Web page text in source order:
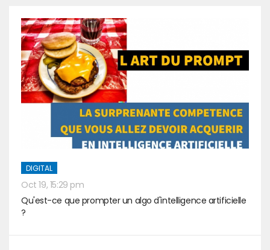
DIGITAL
Oct 19, 15:29 pm
Qu'est-ce que prompter un algo d'intelligence artificielle
?